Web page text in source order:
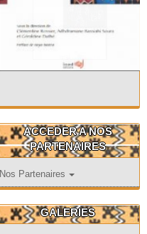
ACCEDER A NOS
PARTENAIRES
Nos Partenaires
GALERIES